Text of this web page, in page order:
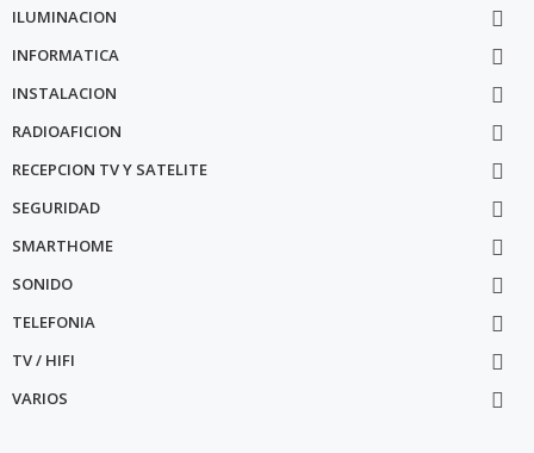
ILUMINACION 
INFORMATICA 
INSTALACION 
RADIOAFICION 
RECEPCION TV Y SATELITE 
SEGURIDAD 
SMARTHOME 
SONIDO 
TELEFONIA 
TV / HIFI 
VARIOS 